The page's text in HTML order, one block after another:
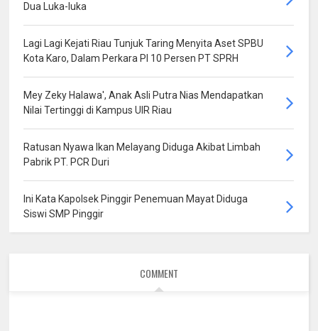
Dua Luka-luka
Lagi Lagi Kejati Riau Tunjuk Taring Menyita Aset SPBU
Kota Karo, Dalam Perkara PI 10 Persen PT SPRH
Mey Zeky Halawa', Anak Asli Putra Nias Mendapatkan
Nilai Tertinggi di Kampus UIR Riau
Ratusan Nyawa Ikan Melayang Diduga Akibat Limbah
Pabrik PT. PCR Duri
Ini Kata Kapolsek Pinggir Penemuan Mayat Diduga
Siswi SMP Pinggir
COMMENT